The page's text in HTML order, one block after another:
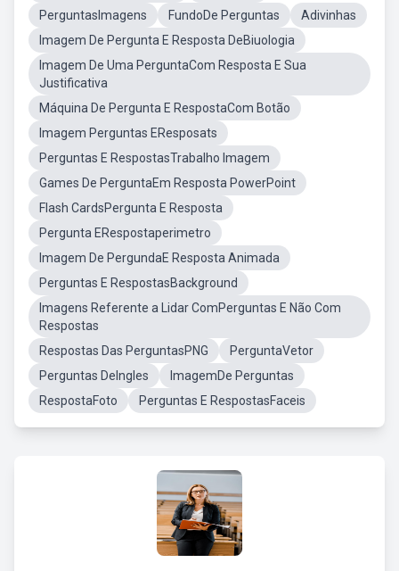
PerguntasImagens
FundoDe Perguntas
Adivinhas
Imagem De Pergunta E Resposta DeBiuologia
Imagem De Uma PerguntaCom Resposta E Sua
Justificativa
Máquina De Pergunta E RespostaCom Botão
Imagem Perguntas EResposats
Perguntas E RespostasTrabalho Imagem
Games De PerguntaEm Resposta PowerPoint
Flash CardsPergunta E Resposta
Pergunta ERespostaperimetro
Imagem De PergundaE Resposta Animada
Perguntas E RespostasBackground
Imagens Referente a Lidar ComPerguntas E Não Com
Respostas
Respostas Das PerguntasPNG
PerguntaVetor
Perguntas DeIngles
ImagemDe Perguntas
RespostaFoto
Perguntas E RespostasFaceis